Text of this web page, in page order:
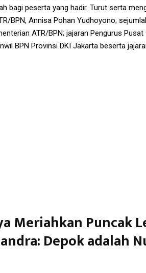
bagi peserta yang hadir. Turut serta
BPN, Annisa Pohan Yudhoyono;
ATR/BPN; jajaran Pengurus Pusat
BPN Provinsi DKI Jakarta beserta
Meriahkan Puncak
Depok adalah